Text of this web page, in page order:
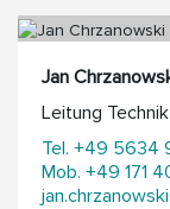
Jan
Leitung Technik
Tel. +49 5634
Mob. +49 171